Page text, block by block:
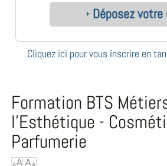
Déposez votre
Cliquez ici pour vous inscrire en
Formation BTS
l'Esthétique -
Parfumerie